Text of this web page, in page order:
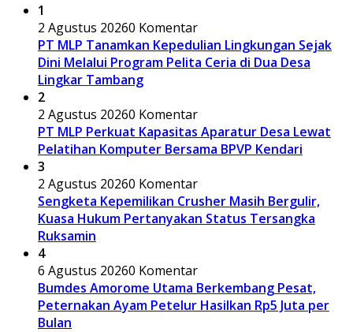
1
2 Agustus 20260 Komentar
PT MLP Tanamkan Kepedulian Lingkungan Sejak
Dini Melalui Program Pelita Ceria di Dua Desa
Lingkar Tambang
2
2 Agustus 20260 Komentar
PT MLP Perkuat Kapasitas Aparatur Desa Lewat
Pelatihan Komputer Bersama BPVP Kendari
3
2 Agustus 20260 Komentar
Sengketa Kepemilikan Crusher Masih Bergulir,
Kuasa Hukum Pertanyakan Status Tersangka
Ruksamin
4
6 Agustus 20260 Komentar
Bumdes Amorome Utama Berkembang Pesat,
Peternakan Ayam Petelur Hasilkan Rp5 Juta per
Bulan